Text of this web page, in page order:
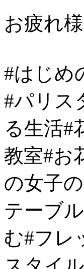
お疲れ
#はじめ
#パリス
る生活#
教室#お
の女子
テーブ
む#フレ